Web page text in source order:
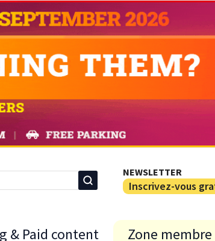
NEWSLETTER
Inscrivez-vous
& Paid content Zone membre